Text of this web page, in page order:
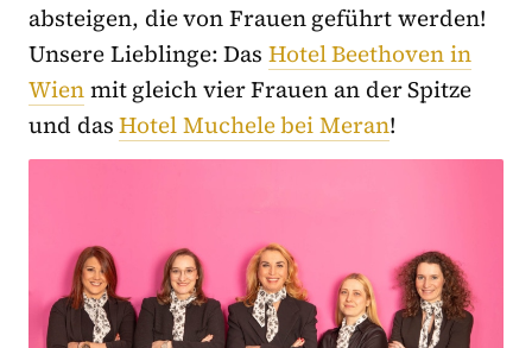
absteigen, die von Frauen geführt werden!
Unsere Lieblinge: Das Hotel Beethoven in
Wienmit gleich vier Frauen an der Spitze
und dasHotel Muchele bei Meran!